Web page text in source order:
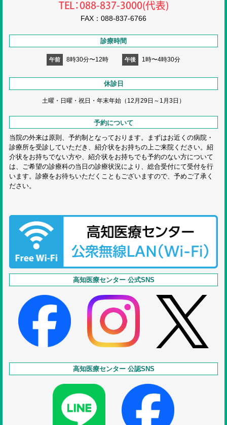
TEL：088-837-3000(代表)
FAX：088-837-6766
診療時間
午前 8時30分〜12時 午後 1時〜4時30分
休診日
土曜・日曜・祝日・ 年末年始（12月29日～1月3日）
予約について
当院の外来は原則、予約制となっております。まずはお近くの病院・
診療所を受診していただき、紹介状をお持ちの上ご来院ください。紹
介状をお持ちでない方や、紹介状をお持ちでも予約のない方について
は、ご希望の診療科の当日の診療状況により、総合受付にて受付を行
います。診療をお待ちいただくこともございますので、予めご了承く
ださい。
高知医療センター 公式SNS
高知医療センター 公認SNS